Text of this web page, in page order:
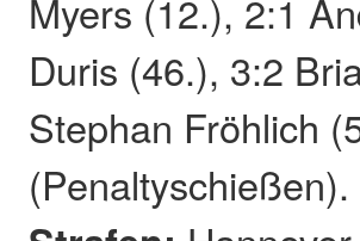
Myers (12.), 2:1
Duris (46.), 3:2
Stephan Fröhlich
(Penaltyschießen).